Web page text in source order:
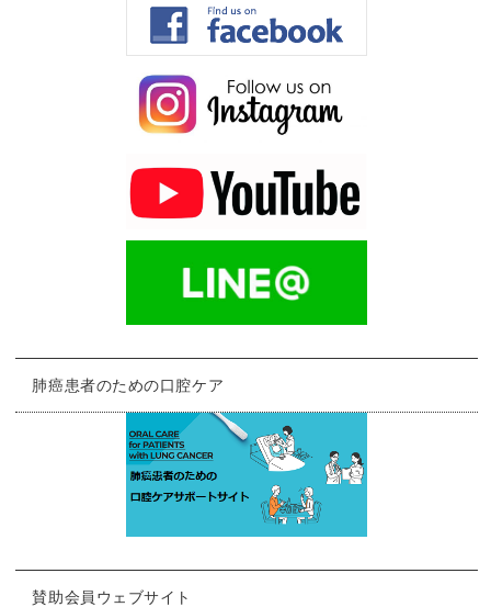
肺癌患者のための口腔ケア
賛助会員ウェブサイト